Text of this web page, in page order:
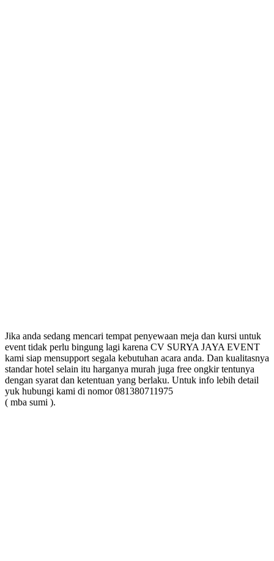
Jika anda sedang mencari tempat penyewaan meja dan kursi untuk
event tidak perlu bingung lagi karena CV SURYA JAYA EVENT
kami siap mensupport segala kebutuhan acara anda. Dan kualitasnya
standar hotel selain itu harganya murah juga free ongkir tentunya
dengan syarat dan ketentuan yang berlaku. Untuk info lebih detail
yuk hubungi kami di nomor 081380711975
( mba sumi ).